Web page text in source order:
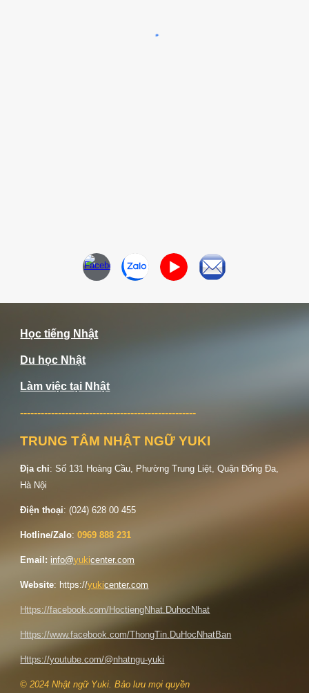
Học tiếng Nhật
Du học Nhật
Làm việc tại Nhật
---------------------------------------------------
TRUNG TÂM NHẬT NGỮ YUKI
Địa chỉ: Số 131 Hoàng Cầu, Phường Trung Liệt, Quận Đống Đa,
Hà Nội
Điện thoại: (024) 628 00 455
Hotline/Zalo:0969 888 231
Email: info@yukicenter.com
Website: https://yukicenter.com
Https://facebook.com/HoctiengNhat.DuhocNhat
Https://www.facebook.com/ThongTin.DuHocNhatBan
Https://youtube.com/@nhatngu-yuki
© 2024 Nhật ngữ Yuki. Bảo lưu mọi quyền